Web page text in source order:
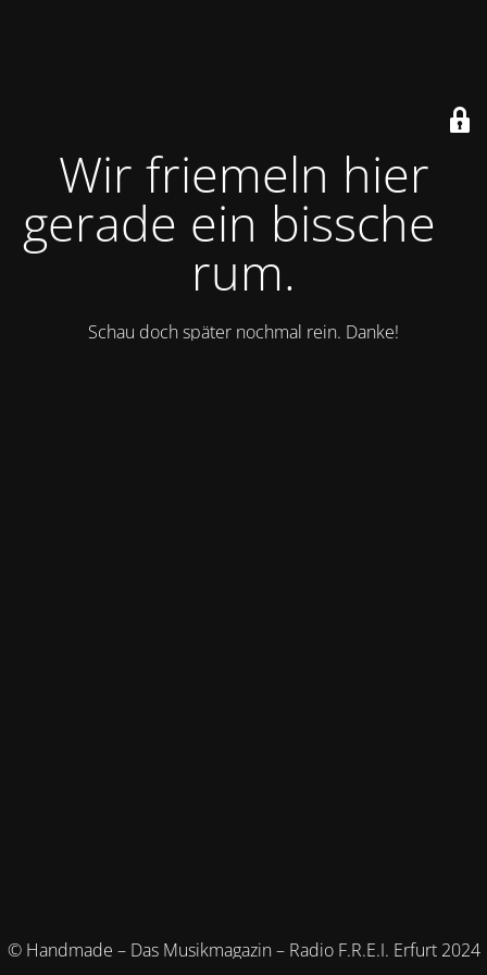
Wir friemeln hier
gerade ein bisschen
rum.
Schau doch später nochmal rein. Danke!
© Handmade – Das Musikmagazin – Radio F.R.E.I. Erfurt 2024